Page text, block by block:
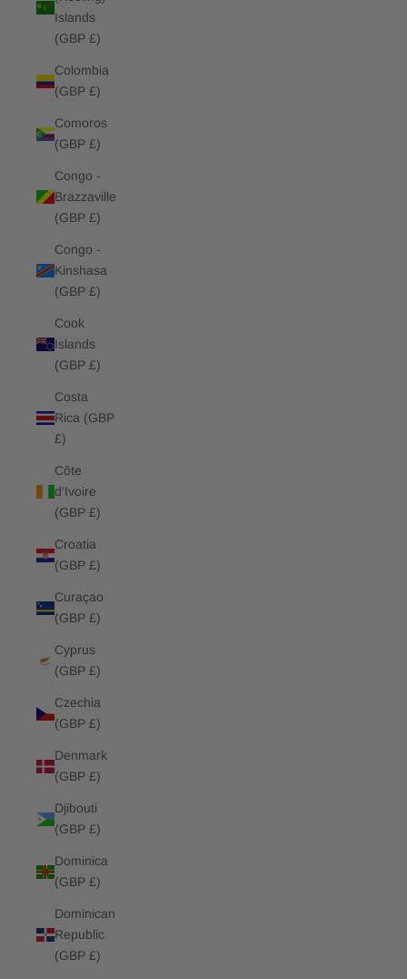
Islands
(GBP £)
Colombia
(GBP £)
Comoros
(GBP £)
Congo -
Brazzaville
(GBP £)
Congo -
Kinshasa
(GBP £)
Cook
Islands
(GBP £)
Costa
Rica (GBP
£)
Côte
d’Ivoire
(GBP £)
Croatia
(GBP £)
Curaçao
(GBP £)
Cyprus
(GBP £)
Czechia
(GBP £)
Denmark
(GBP £)
Djibouti
(GBP £)
Dominica
(GBP £)
Dominican
Republic
(GBP £)